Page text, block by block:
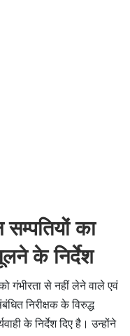
का
के निर्देश
गंभीरता से नहीं लेने वाले एवं
निरीक्षक के विरुद्ध
के निर्देश दिए है। उन्होंने